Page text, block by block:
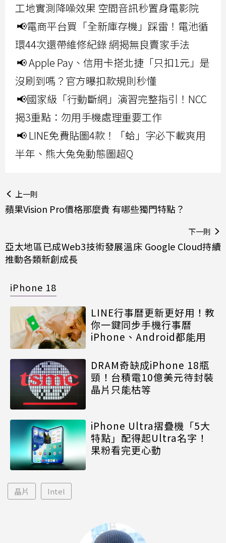
工地實測降噪效果 空間音訊秒置身電影院
📢電商平台買「全新庫存機」踩雷！電池循
環44次還帶維修紀錄 網揭無良賣家手法
📢 Apple Pay、信用卡搭北捷「只扣1元」是
沒刷到嗎？官方曝扣款規則秒懂
📢國家級「行動斷網」演習完整指引！NCC
揭3重點：勿用手機處理重要工作
📢 LINE免費貼圖4款！「蛤」字必下載爽用
半年、熊大兔兔動態圖超Q
上一則
蘋果Vision Pro價格那麼貴 有哪些獨門特點？
下一則
亞太地區已成Web3技術發展溫床 Google Cloud持續
推動各類新創成長
iPhone 18
LINE行事曆更新更好用！教
你一鍵同步手機行事曆
iPhone、Android都能用
DRAM奇缺成iPhone 18瓶
頸！台積電10億美元待封裝
晶片只能枯等
iPhone Ultra摺疊機「5大
特點」配得起Ultra名字！
果粉看完更心動
晶片 Intel